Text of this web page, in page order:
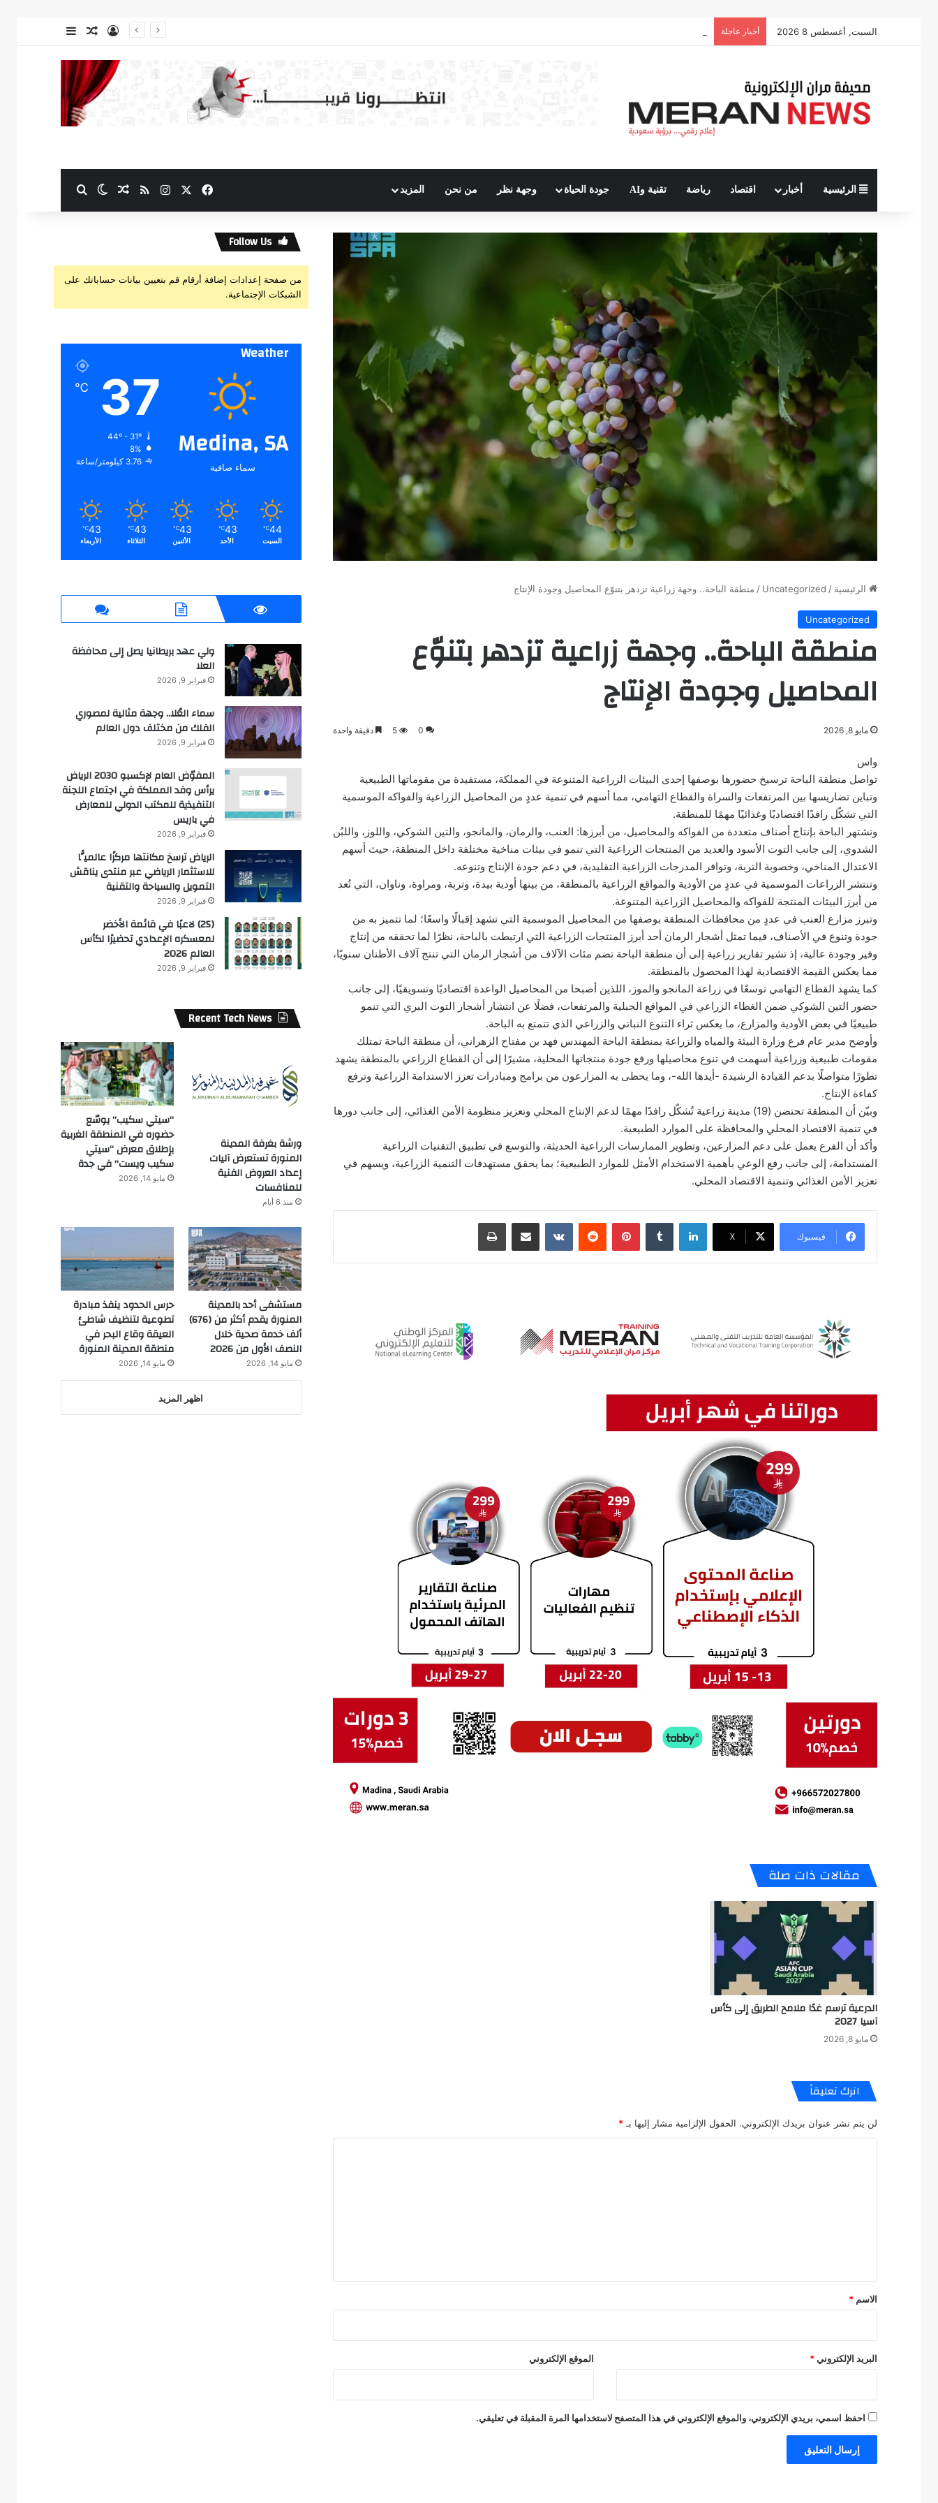
السبت, أغسطس 8 2026 أخبار عاجلة تسجيل الدخول
مقال عشوائي
إضافة عمود
الرئيسية أخبار اقتصاد رياضة تقنية وAI جودة الحياة وجهة نظر من نحن المزيد فيسبوك انستقرامملخص الموقع RSS
مقال عشوائي
الوضع المظلم
بحث عن
الرئيسية /
Uncategorized
/ منطقة الباحة.. وجهة زراعية تزدهر بتنوّع المحاصيل وجودة الإنتاج
Uncategorized
منطقة الباحة.. وجهة زراعية تزدهر بتنوّع
المحاصيل وجودة الإنتاج
مايو 8, 2026 0
5 دقيقة واحدة
واس
تواصل منطقة الباحة ترسيخ حضورها بوصفها إحدى البيئات الزراعية المتنوعة في المملكة، مستفيدة من مقوماتها الطبيعية
وتباين تضاريسها بين المرتفعات والسراة والقطاع التهامي، مما أسهم في تنمية عددٍ من المحاصيل الزراعية والفواكه الموسمية
التي تشكّل رافدًا اقتصاديًا وغذائيًا مهمًا للمنطقة.
وتشتهر الباحة بإنتاج أصناف متعددة من الفواكه والمحاصيل، من أبرزها: العنب، والرمان، والمانجو، والتين الشوكي، واللوز، واللبُن
الشدوي، إلى جانب التوت الأسود والعديد من المنتجات الزراعية التي تنمو في بيئات مناخية مختلفة داخل المنطقة، حيث أسهم
الاعتدال المناخي، وخصوبة التربة، وتوافر المدرجات الزراعية التقليدية، في دعم جودة الإنتاج وتنوعه.
وتنتشر الزراعات الموسمية في عددٍ من الأودية والمواقع الزراعية بالمنطقة، من بينها أودية بيدة، وتربة، ومراوة، وناوان، التي تُعد
من أبرز البيئات المنتجة للفواكه والمحاصيل الزراعية المتنوعة.
وتبرز مزارع العنب في عددٍ من محافظات المنطقة بوصفها من المحاصيل الموسمية التي تشهد إقبالًا واسعًا؛ لما تتميز به من
جودة وتنوع في الأصناف، فيما تمثل أشجار الرمان أحد أبرز المنتجات الزراعية التي ارتبطت بالباحة، نظرًا لما تحققه من إنتاج
وفير وجودة عالية، إذ تشير تقارير زراعية إلى أن منطقة الباحة تضم مئات الآلاف من أشجار الرمان التي تنتج آلاف الأطنان سنويًا،
مما يعكس القيمة الاقتصادية لهذا المحصول بالمنطقة.
كما يشهد القطاع التهامي توسعًا في زراعة المانجو والموز، اللذين أصبحا من المحاصيل الواعدة اقتصاديًا وتسويقيًا، إلى جانب
حضور التين الشوكي ضمن الغطاء الزراعي في المواقع الجبلية والمرتفعات، فضلًا عن انتشار أشجار التوت البري التي تنمو
طبيعيًا في بعض الأودية والمزارع، ما يعكس ثراء التنوع النباتي والزراعي الذي تتمتع به الباحة.
وأوضح مدير عام فرع وزارة البيئة والمياه والزراعة بمنطقة الباحة المهندس فهد بن مفتاح الزهراني، أن منطقة الباحة تمتلك
مقومات طبيعية وزراعية أسهمت في تنوع محاصيلها ورفع جودة منتجاتها المحلية، مشيرًا إلى أن القطاع الزراعي بالمنطقة يشهد
تطورًا متواصلًا بدعم القيادة الرشيدة -أيدها الله-، وما يحظى به المزارعون من برامج ومبادرات تعزز الاستدامة الزراعية وترفع
كفاءة الإنتاج.
وبيّن أن المنطقة تحتضن (19) مدينة زراعية تُشكّل رافدًا مهمًا لدعم الإنتاج المحلي وتعزيز منظومة الأمن الغذائي، إلى جانب دورها
في تنمية الاقتصاد المحلي والمحافظة على الموارد الطبيعية.
وأكد أن الفرع يعمل على دعم المزارعين، وتطوير الممارسات الزراعية الحديثة، والتوسع في تطبيق التقنيات الزراعية
المستدامة، إلى جانب رفع الوعي بأهمية الاستخدام الأمثل للموارد الطبيعية؛ بما يحقق مستهدفات التنمية الزراعية، ويسهم في
تعزيز الأمن الغذائي وتنمية الاقتصاد المحلي.
فيسبوك ‫X
لينكدإن بينتيريست مشاركة عبر البريد طباعة
مقالات ذات صلة
الدرعية ترسم غدًا ملامح الطريق إلى كأس
آسيا 2027
مايو 8, 2026
اترك تعليقاً
لن يتم نشر عنوان بريدك الإلكتروني. الحقول الإلزامية مشار إليها بـ *
*
الاسم *
البريد الإلكتروني * الموقع الإلكتروني
احفظ اسمي، بريدي الإلكتروني، والموقع الإلكتروني في هذا المتصفح لاستخدامها المرة المقبلة في تعليقي.
Follow Us
من صفحة إعدادات إضافة أرقام قم بتعيين بيانات حساباتك على
الشبكات الإجتماعية.
Weather
Medina, SA
سماء صافية
37
℃
44º - 31º
8%
3.76 كيلومتر/ساعة
44
℃
السبت
43
℃
الأحد
43
℃
الأثنين
43
℃
الثلاثاء
43
℃
الأربعاء
ولي عهد بريطانيا يصل إلى محافظة
العلا
فبراير 9, 2026
سماء العُلا.. وجهة مثالية لمصوري
الفلك من مختلف دول العالم
فبراير 9, 2026
المفوّض العام لإكسبو 2030 الرياض
يرأس وفد المملكة في اجتماع اللجنة
التنفيذية للمكتب الدولي للمعارض
في باريس
فبراير 9, 2026
الرياض ترسخ مكانتها مركزًا عالميًّا
للاستثمار الرياضي عبر منتدى يناقش
التمويل والسياحة والتقنية
فبراير 9, 2026
(25) لاعبًا في قائمة الأخضر
لمعسكره الإعدادي تحضيرًا لكأس
العالم 2026
فبراير 9, 2026
Recent Tech News
ورشة بغرفة المدينة
المنورة تستعرض آليات
إعداد العروض الفنية
للمنافسات
منذ 6 أيام
“سيتي سكيب” يوسّع
حضوره في المنطقة الغربية
بإطلاق معرض “سيتي
سكيب ويست” في جدة
مايو 14, 2026
مستشفى أحد بالمدينة
المنورة يقدم أكثر من (676)
ألف خدمة صحية خلال
النصف الأول من 2026
مايو 14, 2026
حرس الحدود ينفذ مبادرة
تطوعية لتنظيف شاطئ
العيقة وقاع البحر في
منطقة المدينة المنورة
مايو 14, 2026
اظهر المزيد